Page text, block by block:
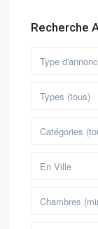
Recherche
Type
Types (tous)
Catégories
En Ville
Chambres